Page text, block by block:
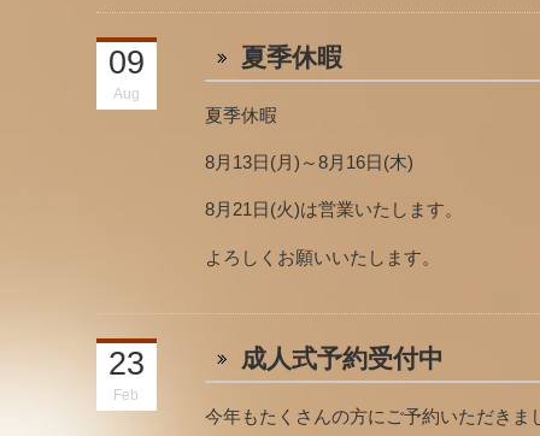
09
Aug
夏季休暇
夏季休暇
8月13日(月)～8月16日(木)
8月21日(火)は営業いたします。
よろしくお願いいたします。
23
Feb
成人式予約受付中
今年もたくさんの方にご予約いただきま